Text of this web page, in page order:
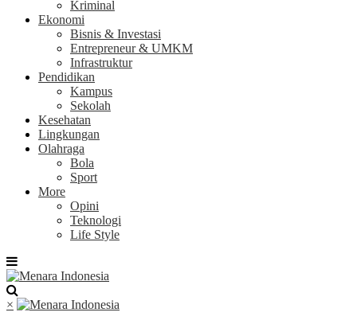
Kriminal
Ekonomi
Bisnis & Investasi
Entrepreneur & UMKM
Infrastruktur
Pendidikan
Kampus
Sekolah
Kesehatan
Lingkungan
Olahraga
Bola
Sport
More
Opini
Teknologi
Life Style
×